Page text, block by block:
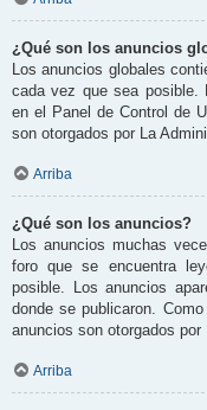
¿Qué son los anuncios
Los anuncios globales
cada vez que sea posible.
en el Panel de Control de
son otorgados por La
Arriba
¿Qué son los anuncios?
Los anuncios muchas
foro que se encuentra
posible. Los anuncios
donde se publicaron.
anuncios son otorgados por
Arriba